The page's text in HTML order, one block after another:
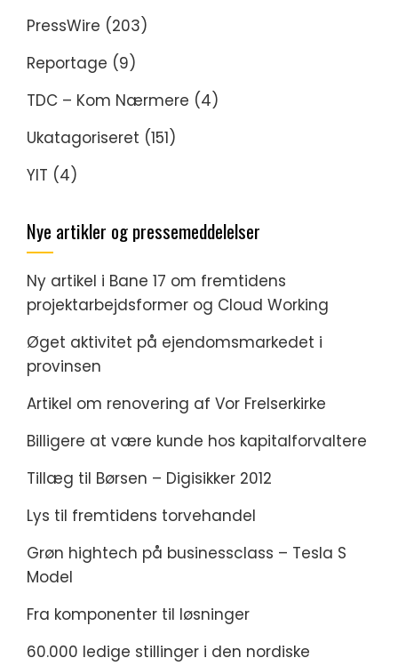
PressWire (203)
Reportage (9)
TDC – Kom Nærmere (4)
Ukatagoriseret (151)
YIT (4)
Nye artikler og pressemeddelelser
Ny artikel i Bane 17 om fremtidens
projektarbejdsformer og Cloud Working
Øget aktivitet på ejendomsmarkedet i
provinsen
Artikel om renovering af Vor Frelserkirke
Billigere at være kunde hos kapitalforvaltere
Tillæg til Børsen – Digisikker 2012
Lys til fremtidens torvehandel
Grøn hightech på businessclass – Tesla S
Model
Fra komponenter til løsninger
60.000 ledige stillinger i den nordiske